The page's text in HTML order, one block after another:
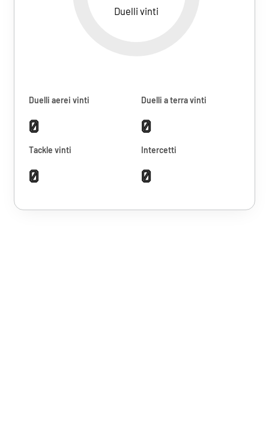
Duelli vinti
Duelli aerei vinti
0
Duelli a terra vinti
0
Tackle vinti
0
Intercetti
0